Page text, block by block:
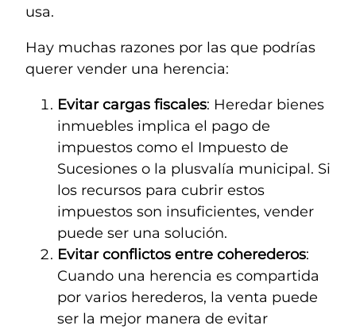
usa.
Hay muchas razones por las que podrías
querer vender una herencia:
Evitar cargas fiscales: Heredar bienes
inmuebles implica el pago de
impuestos como el Impuesto de
Sucesiones o la plusvalía municipal. Si
los recursos para cubrir estos
impuestos son insuficientes, vender
puede ser una solución.
Evitar conflictos entre coherederos:
Cuando una herencia es compartida
por varios herederos, la venta puede
ser la mejor manera de evitar